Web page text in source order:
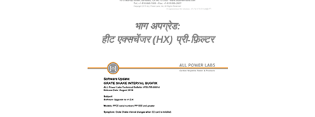
भाग अपग्रेड:
हीट एक्सचेंजर (HX) प्री-फ़िल्टर